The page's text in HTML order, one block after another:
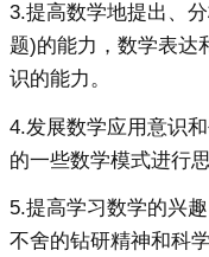
3.提高数学地提出、
题)的能力，数学表达
识的能力。
4.发展数学应用意识
的一些数学模式进行
5.提高学习数学的兴
不舍的钻研精神和科学